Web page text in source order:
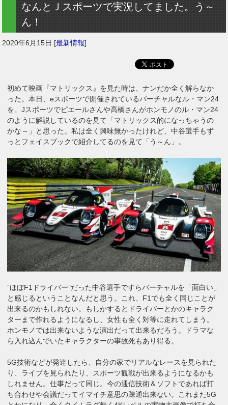
なんとＪスポーツで実況してました。う～
ん！
2020年6月15日 [最新情報]
初めて映画『マトリックス』を見た時は、ナンだか全く解らなか
った。本日、eスポーツで開催されているバーチャルなル・マン24
を、Jスポーツでピエールさんや高橋さんがホンモノのル・マン24
のように解説しているのを見て「マトリックス的になっちゃうの
かな～」と思った。私は全く興味無かったけれど、中谷選手もず
っとフェイスブックで紹介してるのを見て「う～ん」。
”ほぼF1ドライバー”だった中谷選手ですらバーチャルを「面白い」
と感じるということなんだと思う。これ、F1でも全く同じことが
出来るのかもしれない。もしかするとドライバーとかのキャラク
ターまで作れるようになるし、女性も全く対等に走れてしまう。
ホンモノでは出来ないような演出だって出来るだろう。ドラマな
ら入れ込んでいたキャラクターの事故死もあり得る。
5G技術などが発達したら、自分の家でリアルなレースを見られた
り、ライブを見られたり、スポーツ観戦が出来るようになるかも
しれません。仕事だって同じ。今の通信技術＆ソフトであれば打
ち合わせや会議だってイマイチ意思の疎通出来ない。これまた5G